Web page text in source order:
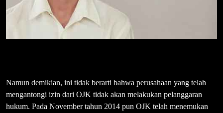
Namun demikian, ini tidak berarti bahwa perusahaan yang telah
mengantongi izin dari OJK tidak akan melakukan pelanggaran
hukum. Pada November tahun 2014 pun OJK telah menemukan